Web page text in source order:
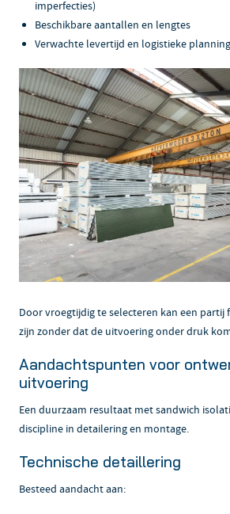
imperfecties)
Beschikbare aantallen en lengtes
Verwachte levertijd en logistieke planning
Door vroegtijdig te selecteren kan een partij
zijn zonder dat de uitvoering onder druk
Aandachtspunten voor
uitvoering
Een duurzaam resultaat met sandwich
discipline in detailering en montage.
Technische detaillering
Besteed aandacht aan: